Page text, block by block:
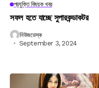
প্রযুক্তি বিষয়ক খবর
সফল হতে যাচ্ছে সুপারকন্ডাকটর
নিউজডেস্ক
September 3, 2024